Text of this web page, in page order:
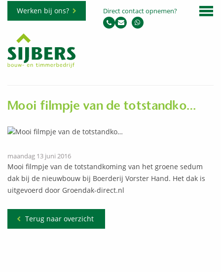
Werken bij ons? Direct contact opnemen?
Mooi filmpje van de totstandko…
maandag 13 juni 2016
Mooi filmpje van de totstandkoming van het groene sedum
dak bij de nieuwbouw bij Boerderij Vorster Hand. Het dak is
uitgevoerd door Groendak-direct.nl
Terug naar overzicht